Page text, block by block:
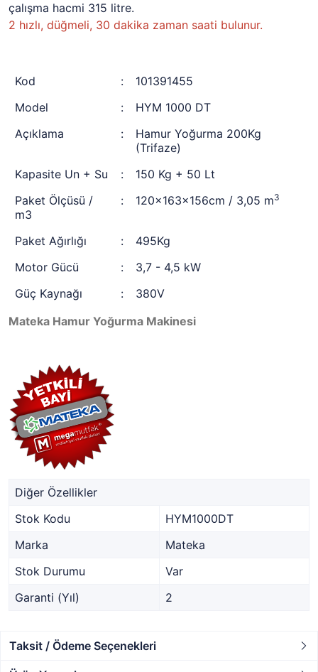
çalışma hacmi 315 litre.
2 hızlı, düğmeli, 30 dakika zaman saati bulunur.
Mateka Hamur Yoğurma Makinesi
Kod :
101391455
Model
:
HYM 1000 DT
Açıklama
:
Hamur Yoğurma 200Kg
(Trifaze)
Kapasite Un + Su
:
150 Kg + 50 Lt
Paket Ölçüsü /
m3
: 120x163x156cm / 3,05 m3
Paket Ağırlığı :
495Kg
Motor Gücü
:
3,7 - 4,5 kW
Güç Kaynağı
: 380V
Diğer Özellikler
Stok Kodu
HYM1000DT
Marka
Mateka
Stok Durumu
Var
Garanti (Yıl)
2
Taksit / Ödeme Seçenekleri